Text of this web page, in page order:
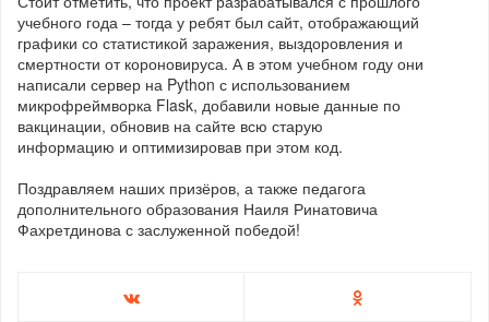
учебного года – тогда у ребят был сайт, отображающий
графики со статистикой заражения, выздоровления и
смертности от короновируса. А в этом учебном году они
написали сервер на Python с использованием
микрофреймворка Flask, добавили новые данные по
вакцинации, обновив на сайте всю старую
информацию и оптимизировав при этом код.
Поздравляем наших призёров, а также педагога
дополнительного образования Наиля Ринатовича
Фахретдинова с заслуженной победой!